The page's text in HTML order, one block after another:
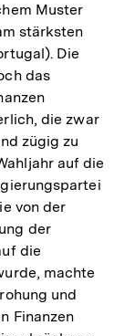
Muster
stärksten
Die
das
die zwar
zügig zu
auf die
von der
der
die
machte
und
Finanzen